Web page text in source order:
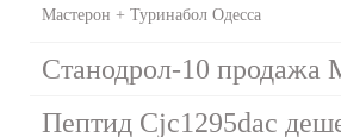
Мастерон + Туринабол Одесса
Станодрол-10 продажа
Пептид Cjc1295dac